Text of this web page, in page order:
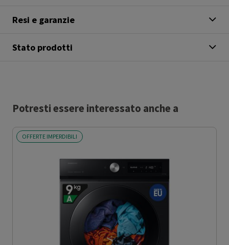
Resi e garanzie
Stato prodotti
Potresti essere interessato anche a
OFFERTE IMPERDIBILI